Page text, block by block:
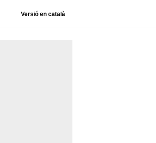
Versió en català